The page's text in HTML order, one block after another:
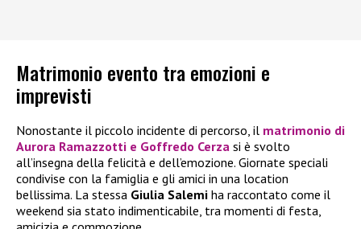
Matrimonio evento tra emozioni e
imprevisti
Nonostante il piccolo incidente di percorso, il matrimonio di
Aurora Ramazzotti e Goffredo Cerza si è svolto
all’insegna della felicità e dell’emozione. Giornate speciali
condivise con la famiglia e gli amici in una location
bellissima. La stessa Giulia Salemi ha raccontato come il
weekend sia stato indimenticabile, tra momenti di festa,